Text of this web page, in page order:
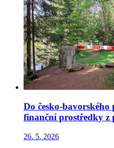
Do česko-
finanční prostředky
26. 5. 2026